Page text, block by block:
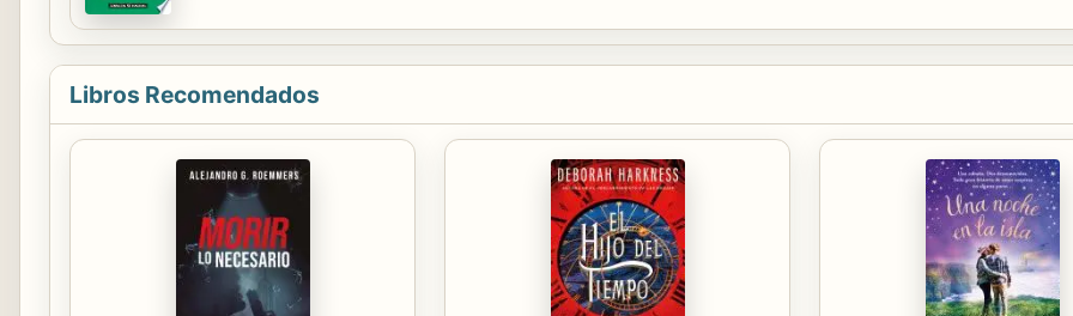
Libros Recomendados